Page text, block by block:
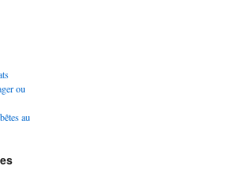
ou
au